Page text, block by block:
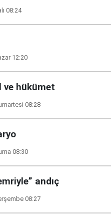
08:24
12:20
ve hükümet
08:28
08:30
andıç
08:27